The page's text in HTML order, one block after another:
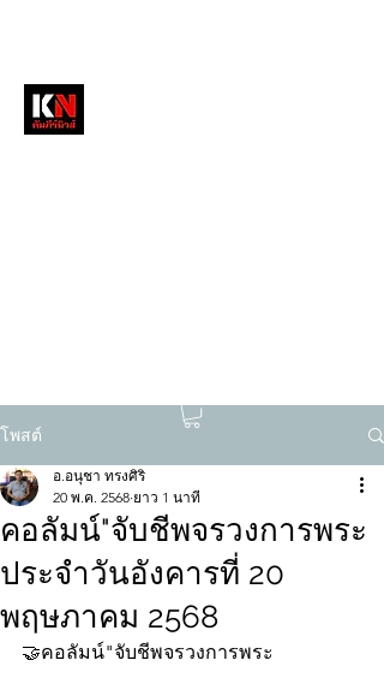
โพสต์
คอลัมน์"จับชีพจรวงการพระ
ประจำวันอังคารที่ 20
พฤษภาคม 2568
อ.อนุชา ทรงศิริ
20 พ.ค. 2568 ยาว 1 นาที
🤝คอลัมน์"จับชีพจรวงการพระ